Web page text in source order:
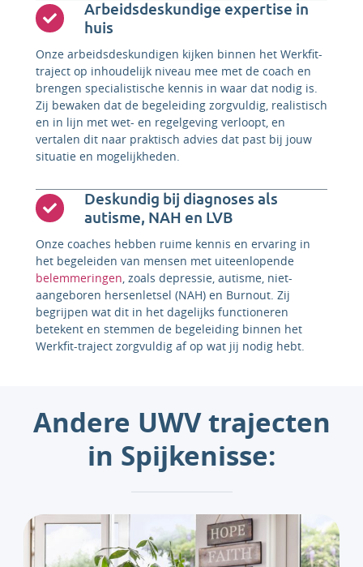
Arbeidsdeskundige expertise in
huis
Onze arbeidsdeskundigen kijken binnen het Werkfit-
traject op inhoudelijk niveau mee met de coach en
brengen specialistische kennis in waar dat nodig is.
Zij bewaken dat de begeleiding zorgvuldig, realistisch
en in lijn met wet- en regelgeving verloopt, en
vertalen dit naar praktisch advies dat past bij jouw
situatie en mogelijkheden.
Deskundig bij diagnoses als
autisme, NAH en LVB
Onze coaches hebben ruime kennis en ervaring in
het begeleiden van mensen met uiteenlopende
belemmeringen , zoals depressie, autisme, niet-
aangeboren hersenletsel (NAH) en Burnout. Zij
begrijpen wat dit in het dagelijks functioneren
betekent en stemmen de begeleiding binnen het
Werkfit-traject zorgvuldig af op wat jij nodig hebt.
Andere UWV trajecten
in Spijkenisse: